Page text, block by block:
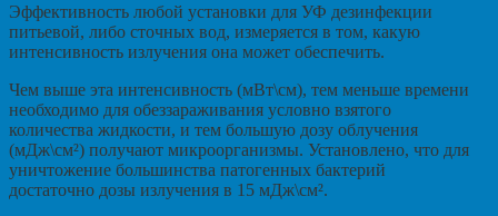
Эффективность любой установки для УФ дезинфекции
питьевой, либо сточных вод, измеряется в том, какую
интенсивность излучения она может обеспечить.
Чем выше эта интенсивность (мВт\см), тем меньше времени
необходимо для обеззараживания условно взятого
количества жидкости, и тем большую дозу облучения
(мДж\см²) получают микроорганизмы. Установлено, что для
уничтожение большинства патогенных бактерий
достаточно дозы излучения в 15 мДж\см².